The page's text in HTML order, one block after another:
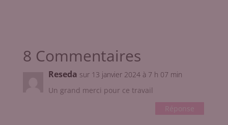
8 Commentaires
Reseda sur 13 janvier 2024 à 7 h 07 min
Un grand merci pour ce travail
Réponse